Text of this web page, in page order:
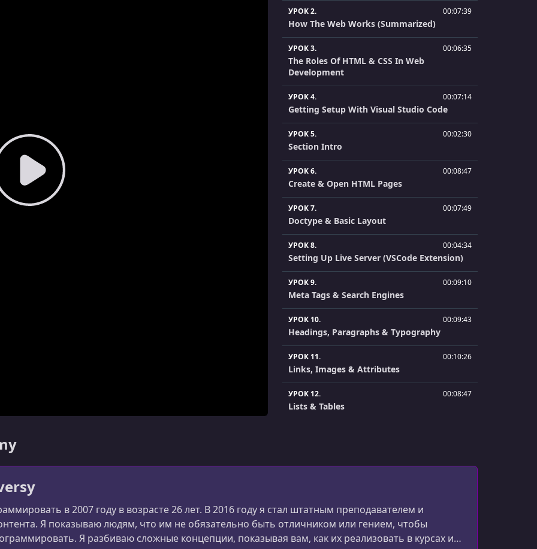
УРОК 2. 00:07:39
How The Web Works (Summarized)
УРОК 3. 00:06:35
The Roles Of HTML & CSS In Web
Development
УРОК 4. 00:07:14
Getting Setup With Visual Studio Code
УРОК 5. 00:02:30
Section Intro
УРОК 6. 00:08:47
Create & Open HTML Pages
УРОК 7. 00:07:49
Doctype & Basic Layout
УРОК 8. 00:04:34
Setting Up Live Server (VSCode Extension)
УРОК 9. 00:09:10
Meta Tags & Search Engines
УРОК 10. 00:09:43
Headings, Paragraphs & Typography
УРОК 11. 00:10:26
Links, Images & Attributes
УРОК 12. 00:08:47
Lists & Tables
УРОК 14. 00:05:51
Divs & Spans, Classes & Ids
УРОК 16. 00:07:56
в 2007 году в возрасте 26 лет. В 2016 году я стал штатным преподавателем и
Я показываю людям, что им не обязательно быть отличником или гением, чтобы
Я разбиваю сложные концепции, показывая вам, как их реализовать в курсах и